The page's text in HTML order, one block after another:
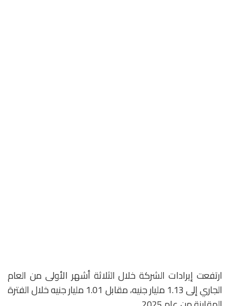
ارتفعت إيرادات الشركة خلال الثلاثة أشهر الأولى من العام
الجاري إلى 1.13 مليار جنيه، مقابل 1.01 مليار جنيه خلال الفترة